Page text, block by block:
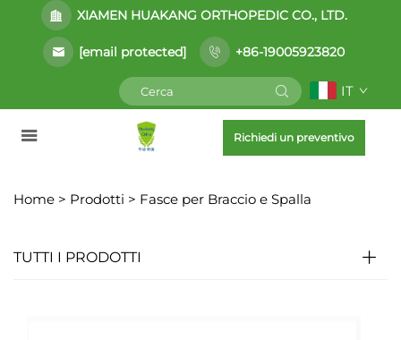
XIAMEN HUAKANG ORTHOPEDIC CO., LTD.
[email protected] +86-19005923820
IT
Richiedi un preventivo
Home > Prodotti > Fasce per Braccio e Spalla
TUTTI I PRODOTTI